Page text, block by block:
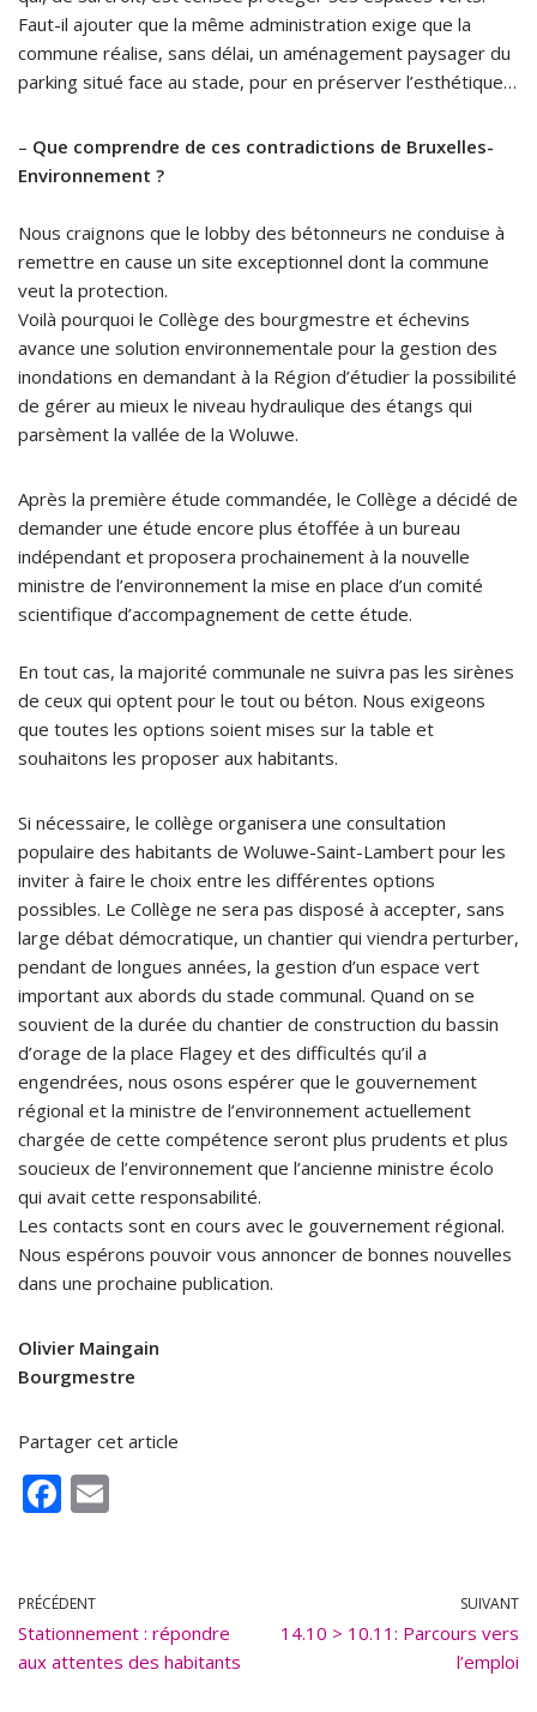
Faut-il ajouter que la même administration exige que la
commune réalise, sans délai, un aménagement paysager du
parking situé face au stade, pour en préserver l’esthétique…
– Que comprendre de ces contradictions de Bruxelles-
Environnement ?
Nous craignons que le lobby des bétonneurs ne conduise à
remettre en cause un site exceptionnel dont la commune
veut la protection.
Voilà pourquoi le Collège des bourgmestre et échevins
avance une solution environnementale pour la gestion des
inondations en demandant à la Région d’étudier la possibilité
de gérer au mieux le niveau hydraulique des étangs qui
parsèment la vallée de la Woluwe.
Après la première étude commandée, le Collège a décidé de
demander une étude encore plus étoffée à un bureau
indépendant et proposera prochainement à la nouvelle
ministre de l’environnement la mise en place d’un comité
scientifique d’accompagnement de cette étude.
En tout cas, la majorité communale ne suivra pas les sirènes
de ceux qui optent pour le tout ou béton. Nous exigeons
que toutes les options soient mises sur la table et
souhaitons les proposer aux habitants.
Si nécessaire, le collège organisera une consultation
populaire des habitants de Woluwe-Saint-Lambert pour les
inviter à faire le choix entre les différentes options
possibles. Le Collège ne sera pas disposé à accepter, sans
large débat démocratique, un chantier qui viendra perturber,
pendant de longues années, la gestion d’un espace vert
important aux abords du stade communal. Quand on se
souvient de la durée du chantier de construction du bassin
d’orage de la place Flagey et des difficultés qu’il a
engendrées, nous osons espérer que le gouvernement
régional et la ministre de l’environnement actuellement
chargée de cette compétence seront plus prudents et plus
soucieux de l’environnement que l’ancienne ministre écolo
qui avait cette responsabilité.
Les contacts sont en cours avec le gouvernement régional.
Nous espérons pouvoir vous annoncer de bonnes nouvelles
dans une prochaine publication.
Olivier Maingain
Bourgmestre
Partager cet article
F
b
o
o
PRÉCÉDENT
Stationnement : répondre
aux attentes des habitants
SUIVANT
14.10 > 10.11: Parcours vers
l’emploi